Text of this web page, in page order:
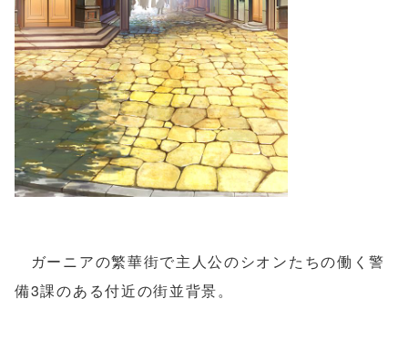
ガーニアの繁華街で主人公のシオンたちの働く警
備3課のある付近の街並背景。